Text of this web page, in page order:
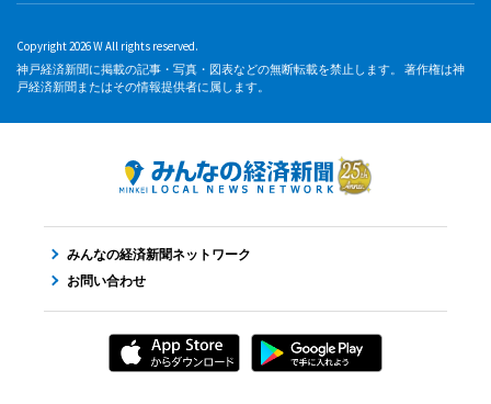
Copyright 2026 W All rights reserved.
神戸経済新聞に掲載の記事・写真・図表などの無断転載を禁止します。 著作権は神
戸経済新聞またはその情報提供者に属します。
みんなの経済新聞ネットワーク
お問い合わせ